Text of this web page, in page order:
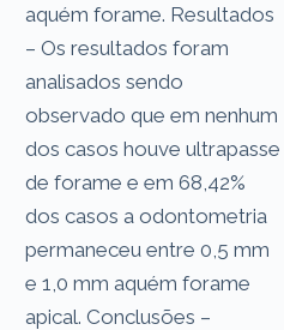
aquém forame. Resultados
– Os resultados foram
analisados sendo
observado que em nenhum
dos casos houve ultrapasse
de forame e em 68,42%
dos casos a odontometria
permaneceu entre 0,5 mm
e 1,0 mm aquém forame
apical. Conclusões –